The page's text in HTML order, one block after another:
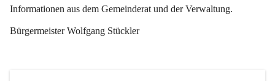
Informationen aus dem Gemeinderat und der Verwaltung.
Bürgermeister Wolfgang Stückler